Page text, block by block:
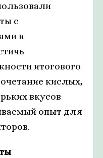
с
и
итогового
кислых,
вкусов
опыт для